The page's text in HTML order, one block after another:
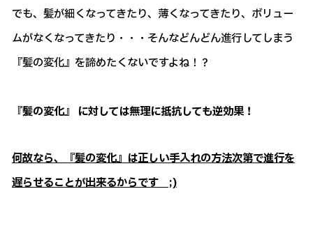
でも、髪が細くなってきたり、薄くなってきたり、ボリュー
ムがなくなってきたり・・・そんなどんどん進行してしまう
『髪の変化』を諦めたくないですよね！？
『髪の変化』 に対しては無理に抵抗しても逆効果！
何故なら、『髪の変化』は正しい手入れの方法次第で進行を
遅らせることが出来るからです ;)